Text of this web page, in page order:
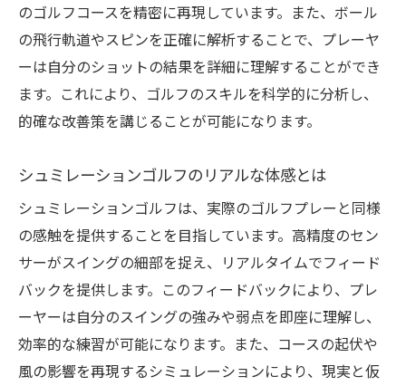
のゴルフコースを精密に再現しています。また、ボール
の飛行軌道やスピンを正確に解析することで、プレーヤ
ーは自分のショットの結果を詳細に理解することができ
ます。これにより、ゴルフのスキルを科学的に分析し、
的確な改善策を講じることが可能になります。
シュミレーションゴルフのリアルな体感とは
シュミレーションゴルフは、実際のゴルフプレーと同様
の感触を提供することを目指しています。高精度のセン
サーがスイングの細部を捉え、リアルタイムでフィード
バックを提供します。このフィードバックにより、プレ
ーヤーは自分のスイングの強みや弱点を即座に理解し、
効率的な練習が可能になります。また、コースの起伏や
風の影響を再現するシミュレーションにより、現実と仮